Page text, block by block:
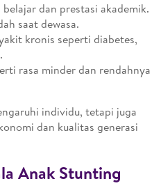
dan prestasi akademik.
saat dewasa.
kronis seperti diabetes,
rasa minder dan rendahnya
individu, tetapi juga
dan kualitas generasi
Anak Stunting